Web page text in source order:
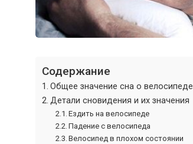
Содержание
Общее значение сна о велосипеде
Детали сновидения и их значения
Ездить на велосипеде
Падение с велосипеда
Велосипед в плохом состоянии